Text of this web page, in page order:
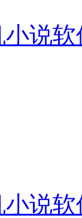
说软
说软